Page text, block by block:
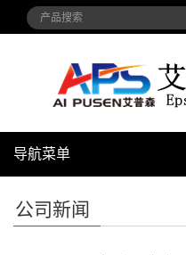
导航菜单
公司新闻